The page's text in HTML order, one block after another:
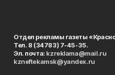
Отдел рекламы газеты
Тел. 8 (34783) 7-45-35.
Эл. почта: kzreklama@mail.ru
kzneftekamsk@yandex.ru